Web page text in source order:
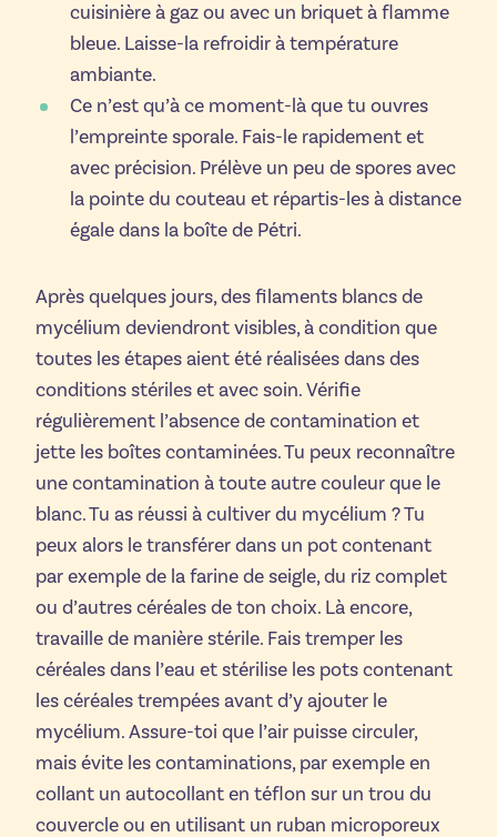
cuisinière à gaz ou avec un briquet à flamme
bleue. Laisse-la refroidir à température
ambiante.
Ce n’est qu’à ce moment-là que tu ouvres
l’empreinte sporale. Fais-le rapidement et
avec précision. Prélève un peu de spores avec
la pointe du couteau et répartis-les à distance
égale dans la boîte de Pétri.
Après quelques jours, des filaments blancs de
mycélium deviendront visibles, à condition que
toutes les étapes aient été réalisées dans des
conditions stériles et avec soin. Vérifie
régulièrement l’absence de contamination et
jette les boîtes contaminées. Tu peux reconnaître
une contamination à toute autre couleur que le
blanc. Tu as réussi à cultiver du mycélium ? Tu
peux alors le transférer dans un pot contenant
par exemple de la farine de seigle, du riz complet
ou d’autres céréales de ton choix. Là encore,
travaille de manière stérile. Fais tremper les
céréales dans l’eau et stérilise les pots contenant
les céréales trempées avant d’y ajouter le
mycélium. Assure-toi que l’air puisse circuler,
mais évite les contaminations, par exemple en
collant un autocollant en téflon sur un trou du
couvercle ou en utilisant un ruban microporeux